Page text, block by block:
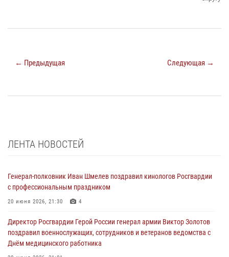
← Предыдущая Следующая →
ЛЕНТА НОВОСТЕЙ
Генерал-полковник Иван Шмелев поздравил кинологов Росгвардии
с профессиональным праздником
20 июня 2026, 21:30 4
Директор Росгвардии Герой России генерал армии Виктор Золотов
поздравил военнослужащих, сотрудников и ветеранов ведомства с
Днём медицинского работника